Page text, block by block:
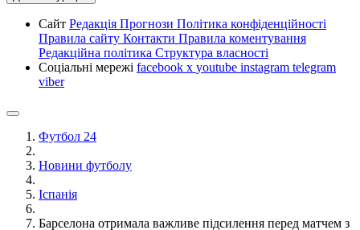
Сайт Редакція Прогнози Політика конфіденційності
Правила сайту Контакти Правила коментування
Редакційна політика Структура власності
Соціальні мережі facebook x youtube instagram telegram
viber
Футбол 24
Новини футболу
Іспанія
Барселона отримала важливе підсилення перед матчем з